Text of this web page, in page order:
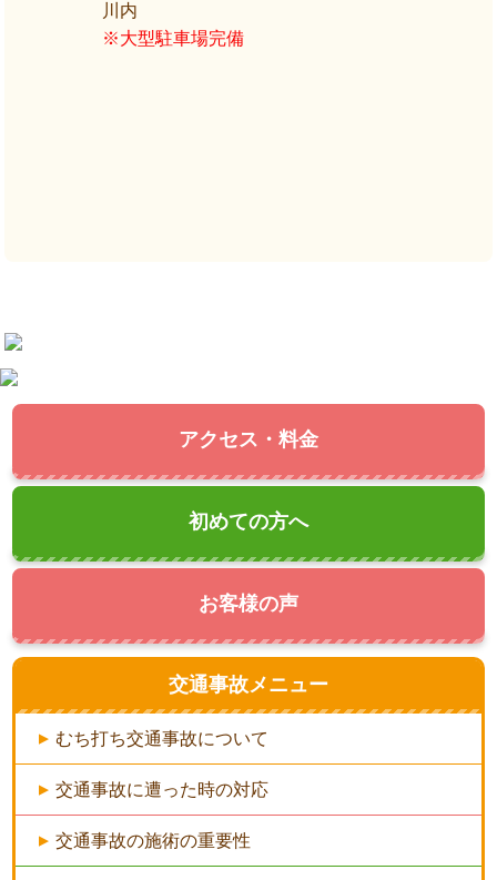
川内
※大型駐車場完備
アクセス・料金
初めての方へ
お客様の声
交通事故メニュー
むち打ち交通事故について
交通事故に遭った時の対応
交通事故の施術の重要性